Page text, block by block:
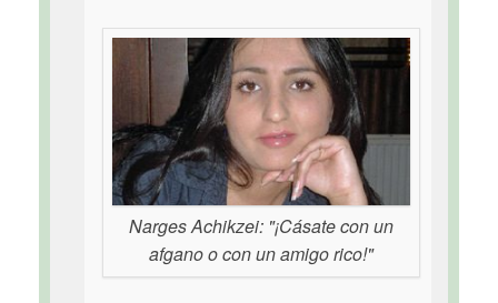
Narges Achikzei: "¡Cásate con un
afgano o con un amigo rico!"